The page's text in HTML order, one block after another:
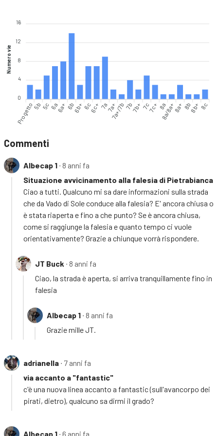
16
12
8
4
0
Numero vie
Progetto 5b 5c 6a6a+ 6b6b+ 6c6c+ 7a7a+7a+/7b 7b7b+ 7c7c+ 8a
8a/8a+8a+ 8b8b+ 8c
Commenti
Albecap 1 ∙ 8 anni fa
Situazione avvicinamento alla falesia di Pietrabianca
Ciao a tutti. Qualcuno mi sa dare informazioni sulla strada
che da Vado di Sole conduce alla falesia? E' ancora chiusa o
è stata riaperta e fino a che punto? Se è ancora chiusa,
come si raggiunge la falesia e quanto tempo ci vuole
orientativamente? Grazie a chiunque vorrà rispondere.
JT Buck ∙ 8 anni fa
Ciao, la strada è aperta, si arriva tranquillamente fino in
falesia
Albecap 1 ∙ 8 anni fa
Grazie mille JT.
adrianella ∙ 7 anni fa
via accanto a "fantastic"
c'è una nuova linea accanto a fantastic (sull'avancorpo dei
pirati, dietro), qualcuno sa dirmi il grado?
Albecap 1 ∙ 6 anni fa